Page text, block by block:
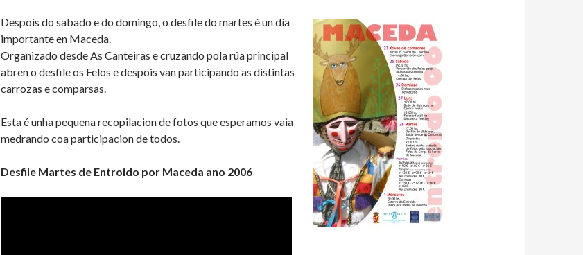
Despois do sabado e do domingo, o desfile do martes é un día
importante en Maceda.
Organizado desde As Canteiras e cruzando pola rúa principal
abren o desfile os Felos e despois van participando as distintas
carrozas e comparsas.
Esta é unha pequena recopilacion de fotos que esperamos vaia
medrando coa participacion de todos.
Desfile Martes de Entroido por Maceda ano 2006